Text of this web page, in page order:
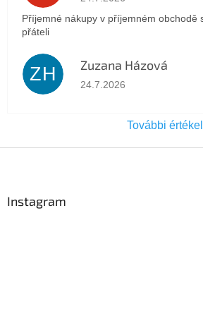
Příjemné nákupy v příjemném obchodě
přáteli
ZH Zuzana Házová
Az áruház értékelése 5-ből
24.7.2026
További
Instagram